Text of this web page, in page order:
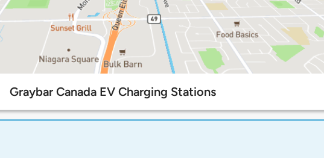
Graybar Canada EV Charging Stations